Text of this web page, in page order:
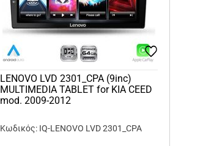
LENOVO LVD 2301_CPA (9inc)
MULTIMEDIA TABLET for KIA CEED
mod. 2009-2012
Κωδικός: IQ-LENOVO LVD 2301_CPA